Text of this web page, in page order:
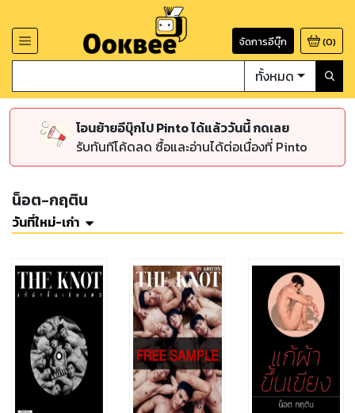
จัดการอีบุ๊ก (0)
ทั้งหมด
โอนย้ายอีบุ๊กไป Pinto ได้แล้ววันนี้ กดเลย
รับทันทีโค้ดลด ซื้อและอ่านได้ต่อเนื่องที่ Pinto
น็อต-กฤติน
วันที่ใหม่-เก่า